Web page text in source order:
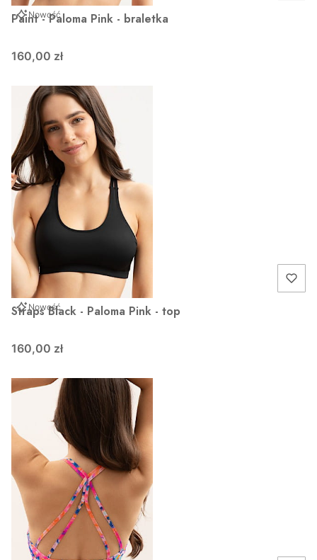
Nowość
Paint - Paloma Pink - braletka
160,00 zł
Nowość
Straps Black - Paloma Pink - top
160,00 zł